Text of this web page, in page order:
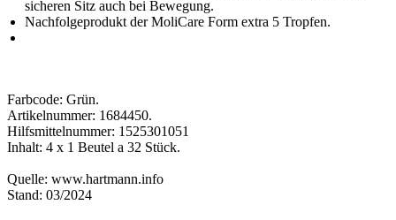
sicheren Sitz auch bei Bewegung.
Nachfolgeprodukt der MoliCare Form extra 5 Tropfen.
Farbcode: Grün.
Artikelnummer: 1684450.
Hilfsmittelnummer: 1525301051
Inhalt: 4 x 1 Beutel a 32 Stück.
Quelle: www.hartmann.info
Stand: 03/2024